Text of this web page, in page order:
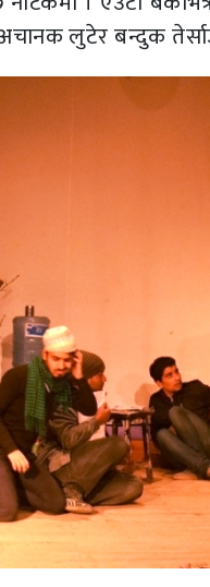
लुटेर बन्दुक